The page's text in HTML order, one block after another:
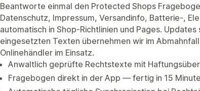
Beantworte einmal den Protected Shops
Datenschutz, Impressum, Versandinfo, Batterie-,
automatisch in Shop-Richtlinien und Pages.
eingesetzten Texten übernehmen wir im
Onlinehändler im Einsatz.
Anwaltlich geprüfte Rechtstexte mit
Fragebogen direkt in der App — fertig in 15